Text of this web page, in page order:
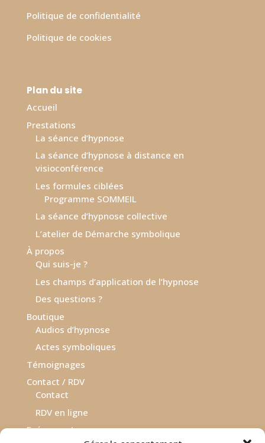
Politique de confidentialité
Politique de cookies
Plan du site
Accueil
Prestations
La séance d’hypnose
La séance d’hypnose à distance en
visioconférence
Les formules ciblées
Programme SOMMEIL
La séance d’hypnose collective
L’atelier de Démarche symbolique
À propos
Qui suis-je ?
Les champs d’application de l’hypnose
Des questions ?
Boutique
Audios d’hypnose
Actes symboliques
Témoignages
Contact / RDV
Contact
RDV en ligne
Evénements